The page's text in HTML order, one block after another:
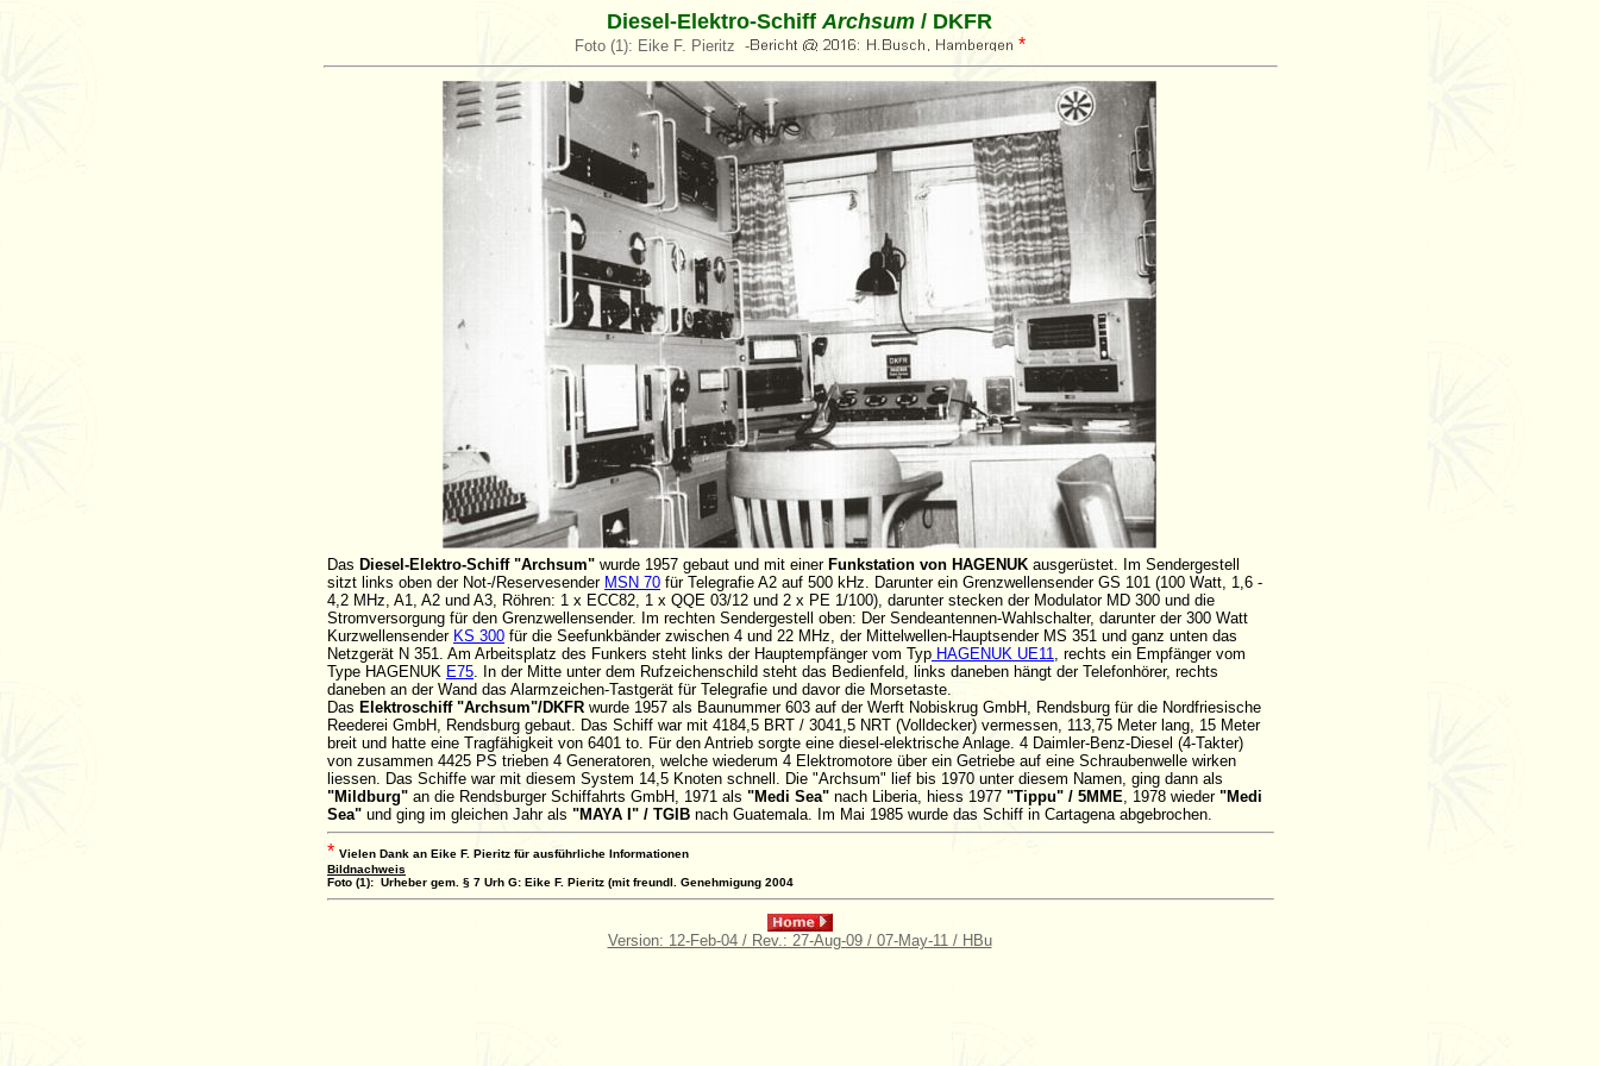
Diesel-Elektro-SchiffArchsum / DKFR
Foto (1): Eike F. Pieritz - *
Das Diesel-Elektro-Schiff "Archsum" wurde 1957 gebaut und mit einer Funkstation von HAGENUK ausgerüstet. Im Sendergestell
sitzt links oben der Not-/Reservesender MSN 70 für Telegrafie A2 auf 500 kHz. Darunter ein Grenzwellensender GS 101 (100 Watt, 1,6 -
4,2 MHz, A1, A2 und A3, Röhren: 1 x ECC82, 1 x QQE 03/12 und 2 x PE 1/100), darunter stecken der Modulator MD 300 und die
Stromversorgung für den Grenzwellensender. Im rechten Sendergestell oben: Der Sendeantennen-Wahlschalter, darunter der 300 Watt
Kurzwellensender KS 300 für die Seefunkbänder zwischen 4 und 22 MHz, der Mittelwellen-Hauptsender MS 351 und ganz unten das
Netzgerät N 351. Am Arbeitsplatz des Funkers steht links der Hauptempfänger vom Typ HAGENUK UE11, rechts ein Empfänger vom
Type HAGENUK E75. In der Mitte unter dem Rufzeichenschild steht das Bedienfeld, links daneben hängt der Telefonhörer, rechts
daneben an der Wand das Alarmzeichen-Tastgerät für Telegrafie und davor die Morsetaste.
Das Elektroschiff "Archsum"/DKFR wurde 1957 als Baunummer 603 auf der Werft Nobiskrug GmbH, Rendsburg für die Nordfriesische
Reederei GmbH, Rendsburg gebaut. Das Schiff war mit 4184,5 BRT / 3041,5 NRT (Volldecker) vermessen, 113,75 Meter lang, 15 Meter
breit und hatte eine Tragfähigkeit von 6401 to. Für den Antrieb sorgte eine diesel-elektrische Anlage. 4 Daimler-Benz-Diesel (4-Takter)
von zusammen 4425 PS trieben 4 Generatoren, welche wiederum 4 Elektromotore über ein Getriebe auf eine Schraubenwelle wirken
liessen. Das Schiffe war mit diesem System 14,5 Knoten schnell. Die "Archsum" lief bis 1970 unter diesem Namen, ging dann als
"Mildburg" an die Rendsburger Schiffahrts GmbH, 1971 als "Medi Sea" nach Liberia, hiess 1977 "Tippu" / 5MME, 1978 wieder "Medi
Sea" und ging im gleichen Jahr als "MAYA I" / TGIB nach Guatemala. Im Mai 1985 wurde das Schiff in Cartagena abgebrochen.
* Vielen Dank an Eike F. Pieritz für ausführliche Informationen
Bildnachweis
Foto (1): Urheber gem. § 7 Urh G: Eike F. Pieritz (mit freundl. Genehmigung 2004
Version: 12-Feb-04 / Rev.: 27-Aug-09 / 07-May-11 / HBu